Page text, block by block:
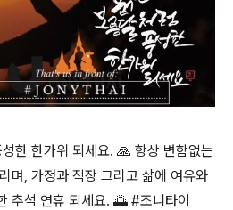
한 한가위 되세요. 🙏 항상 변함없는
며, 가정과 직장 그리고 삶에 여유와
추석 연휴 되세요. 🌅 #조니타이